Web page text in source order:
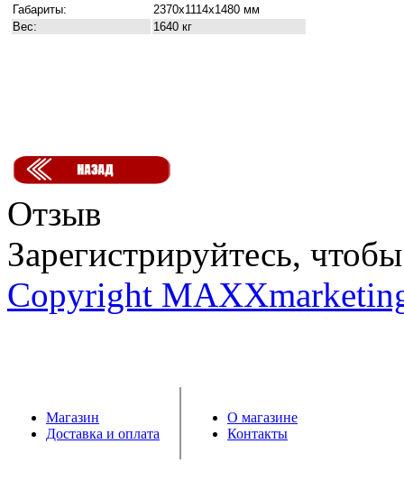
Габариты:
2370x1114x1480 мм
Вес:
1640 кг
Отзыв
Зарегистрируйтесь,
Copyright
Магазин
Доставка и оплата
О магазине
Контакты